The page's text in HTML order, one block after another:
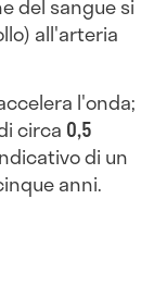
del sangue si
all'arteria
l'onda;
circa 0,5
di un
anni.